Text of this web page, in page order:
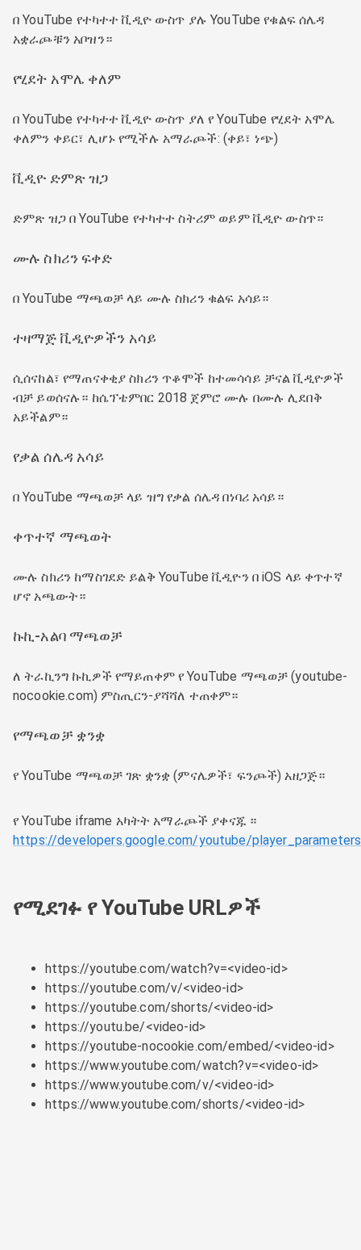
በ YouTube የተካተተ ቪዲዮ ውስጥ ያሉ YouTube የቁልፍ ሰሌዳ
አቋራጮቹን አቦዝን።
የሂደት አሞሌ ቀለም
በ YouTube የተካተተ ቪዲዮ ውስጥ ያለ የ YouTube የሂደት አሞሌ
ቀለምን ቀይር፣ ሊሆኑ የሚችሉ አማራጮች: (ቀይ፣ ነጭ)
ቪዲዮ ድምጽ ዝጋ
ድምጽ ዝጋ በ YouTube የተካተተ ስትሪም ወይም ቪዲዮ ውስጥ።
ሙሉ ስክሪን ፍቀድ
በ YouTube ማጫወቻ ላይ ሙሉ ስክሪን ቁልፍ አሳይ።
ተዛማጅ ቪዲዮዎችን አሳይ
ሲሰናከል፣ የማጠናቀቂያ ስክሪን ጥቆሞች ከተመሳሳይ ቻናል ቪዲዮዎች
ብቻ ይወሰናሉ። ከሴፕቴምበር 2018 ጀምሮ ሙሉ በሙሉ ሊደበቅ
አይችልም።
የቃል ሰሌዳ አሳይ
በ YouTube ማጫወቻ ላይ ዝግ የቃል ሰሌዳ በነባሪ አሳይ።
ቀጥተኛ ማጫወት
ሙሉ ስክሪን ከማስገደድ ይልቅ YouTube ቪዲዮን በ iOS ላይ ቀጥተኛ
ሆኖ አጫውት።
ኩኪ-አልባ ማጫወቻ
ለ ትራኪንግ ኩኪዎች የማይጠቀም የ YouTube ማጫወቻ (youtube-
nocookie.com) ምስጢርን-ያሻሻለ ተጠቀም።
የማጫወቻ ቋንቋ
የ YouTube ማጫወቻ ገጽ ቋንቋ (ምናሌዎች፣ ፍንጮች) አዘጋጅ።
የ YouTube iframe አካትት አማራጮች ያቀናጁ ።
https://developers.google.com/youtube/player_parameters
የሚደገፉ የ YouTube URLዎች
https://youtube.com/watch?v=<video-id>
https://youtube.com/v/<video-id>
https://youtube.com/shorts/<video-id>
https://youtu.be/<video-id>
https://youtube-nocookie.com/embed/<video-id>
https://www.youtube.com/watch?v=<video-id>
https://www.youtube.com/v/<video-id>
https://www.youtube.com/shorts/<video-id>